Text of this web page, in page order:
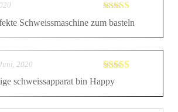
Bewertet mit
5 von 5
Schweissmaschine zum basteln
Bewertet mit
5von 5
2020
schweissapparat bin Happy